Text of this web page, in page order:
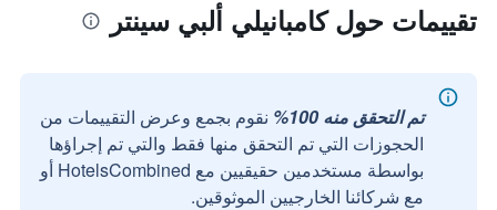
تقييمات حول كامبانيلي ألبي سينتر
تم التحقق منه 100%
نقوم بجمع وعرض التقييمات من
الحجوزات التي تم التحقق منها فقط والتي تم إجراؤها
بواسطة مستخدمين حقيقيين مع HotelsCombined أو
مع شركائنا الخارجيين الموثوقين.